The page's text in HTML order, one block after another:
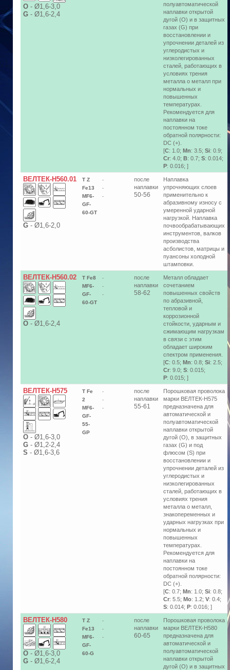
О - Ø1,6-3,0
G - Ø1,6-2,4
полуавтоматической
наплавки открытой
дугой (O) и в защитных
газах (G) при
восстановлении и
упрочнении деталей из
углеродистых и
низколегированных
сталей, работающих в
условиях трения
металла о металл при
нормальных и
повышенных
температурах.
Рекомендуется для
наплавки на
постоянном токе
обратной полярности:
DC (+).
[C: 1.0; Mn: 3.5; Si: 0.9;
Cr: 4.0; B: 0.7; S: 0.014;
P: 0.016; ]
ВЕЛТЕК-Н560.01
G - Ø1,6-2,0
T Z
Fe13
MF6-
GF-
60-GT
-
-
-
после
наплавки
50-56
Наплавка
упрочняющих слоев
применительно к
абразивному износу с
умеренной ударной
нагрузкой. Наплавка
почвообрабатывающих
инструментов, валков
производства
асболистов, матрицы и
пуансоны холодной
штамповки.
ВЕЛТЕК-Н560.02
О - Ø1,6-2,4
T Fe8
MF6-
GF-
60-GT
-
-
-
после
наплавки
58-62
Металл обладает
сочетанием
повышенных свойств
по абразивной,
тепловой и
коррозионной
стойкости, ударным и
сжимающим нагрузкам
в связи с этим
обладает широким
спектром применения.
[C: 0.5; Mn: 0.8; Si: 2.5;
Cr: 9.0; S: 0.015;
P: 0.015; ]
ВЕЛТЕК-Н575
О - Ø1,6-3,0
G - Ø1,2-2,4
S - Ø1,6-3,6
T Fe
2
MF6-
GF-
55-
GP
-
-
-
после
наплавки
55-61
Порошковая проволока
марки ВЕЛТЕК-Н575
предназначена для
автоматической и
полуавтоматической
наплавки открытой
дугой (O), в защитных
газах (G) и под
флюсом (S) при
восстановлении и
упрочнении деталей из
углеродистых и
низколегированных
сталей, работающих в
условиях трения
металла о металл,
знакопеременных и
ударных нагрузках при
нормальных и
повышенных
температурах.
Рекомендуется для
наплавки на
постоянном токе
обратной полярности:
DC (+).
[C: 0.7; Mn: 1.0; Si: 0.8;
Cr: 5.5; Mo: 1.2; V: 0.4;
S: 0.014; P: 0.016; ]
ВЕЛТЕК-Н580
О - Ø1,6-3,0
G - Ø1,6-2,4
T Z
Fe13
MF6-
GF-
60-G
-
-
-
после
наплавки
60-65
Порошковая проволока
марки ВЕЛТЕК-Н580
предназначена для
автоматической и
полуавтоматической
наплавки открытой
дугой (O) и в защитных